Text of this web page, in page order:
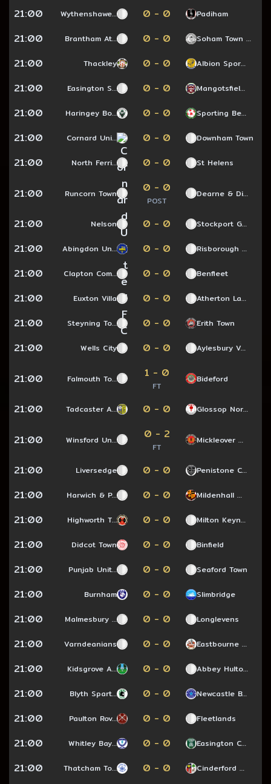
21:00 Wythenshawe… 0 - 0 Padiham
21:00 Brantham At… 0 - 0 Soham Town …
21:00 Thackley 0 - 0 Albion Spor…
21:00 Easington S… 0 - 0 Mangotsfiel…
21:00 Haringey Bo… 0 - 0 Sporting Be…
21:00 Cornard Uni… 0 - 0 Downham Town
21:00 North Ferri… 0 - 0 St Helens
21:00 Runcorn Town 0 - 0
POST
Dearne & Di…
21:00 Nelson 0 - 0 Stockport G…
21:00 Abingdon Un… 0 - 0 Risborough …
21:00 Clapton Com… 0 - 0 Benfleet
21:00 Euxton Villa 0 - 0 Atherton La…
21:00 Steyning To… 0 - 0 Erith Town
21:00 Wells City 0 - 0 Aylesbury V…
21:00 Falmouth To… 1 - 0
FT
Bideford
21:00 Tadcaster A… 0 - 0 Glossop Nor…
21:00 Winsford Un… 0 - 2
FT
Mickleover …
21:00 Liversedge 0 - 0 Penistone C…
21:00 Harwich & P… 0 - 0 Mildenhall …
21:00 Highworth T… 0 - 0 Milton Keyn…
21:00 Didcot Town 0 - 0 Binfield
21:00 Punjab Unit… 0 - 0 Seaford Town
21:00 Burnham 0 - 0 Slimbridge
21:00 Malmesbury … 0 - 0 Longlevens
21:00 Varndeanians 0 - 0 Eastbourne …
21:00 Kidsgrove A… 0 - 0 Abbey Hulto…
21:00 Blyth Spart… 0 - 0 Newcastle B…
21:00 Paulton Rov… 0 - 0 Fleetlands
21:00 Whitley Bay… 0 - 0 Easington C…
21:00 Thatcham To… 0 - 0 Cinderford …